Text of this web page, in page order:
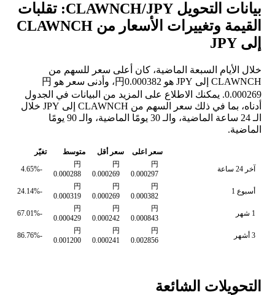
بيانات التحويل CLAWNCH/JPY: تقلبات
القيمة وتغييرات الأسعار من CLAWNCH
إلى JPY
خلال الأيام السبعة الماضية، كان أعلى سعر للسهم من
CLAWNCH إلى JPY هو 円0.000382، وأدنى سعر هو 円
0.000269. يمكنك الاطلاع على المزيد من البيانات في الجدول
أدناه، بما في ذلك سعر السهم من CLAWNCH إلى JPY خلال
الـ 24 ساعة الماضية، والـ 30 يومًا الماضية، والـ 90 يومًا
الماضية.
سعر اعلى سعر أقل متوسط
تغيّر
آخر 24 ساعة
円
0.000297
円
0.000269
円
0.000288
-4.65%
أسبوع 1
円
0.000382
円
0.000269
円
0.000319
-24.14%
1 شهر
円
0.000843
円
0.000242
円
0.000429
-67.01%
3 أشهر
円
0.002856
円
0.000241
円
0.001200
-86.76%
التحويلات الشائعة